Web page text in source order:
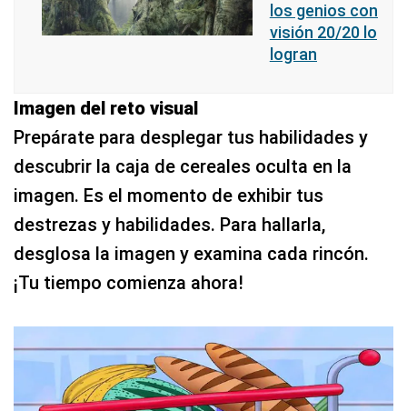
los genios con
visión 20/20 lo
logran
Imagen del reto visual
Prepárate para desplegar tus habilidades y
descubrir la caja de cereales oculta en la
imagen. Es el momento de exhibir tus
destrezas y habilidades. Para hallarla,
desglosa la imagen y examina cada rincón.
¡Tu tiempo comienza ahora!